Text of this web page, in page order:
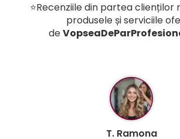
⭐Recenziile din partea clienților
produsele și serviciile
de
B.